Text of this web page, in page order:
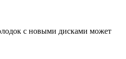
с новыми дисками может